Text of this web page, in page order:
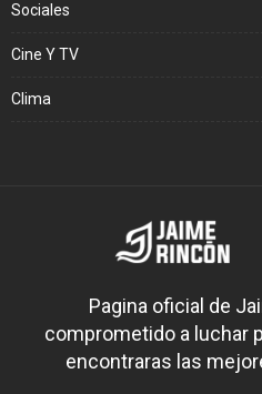
Sociales
Cine Y TV
Clima
Pagina oficial de
comprometido a luchar
encontraras las